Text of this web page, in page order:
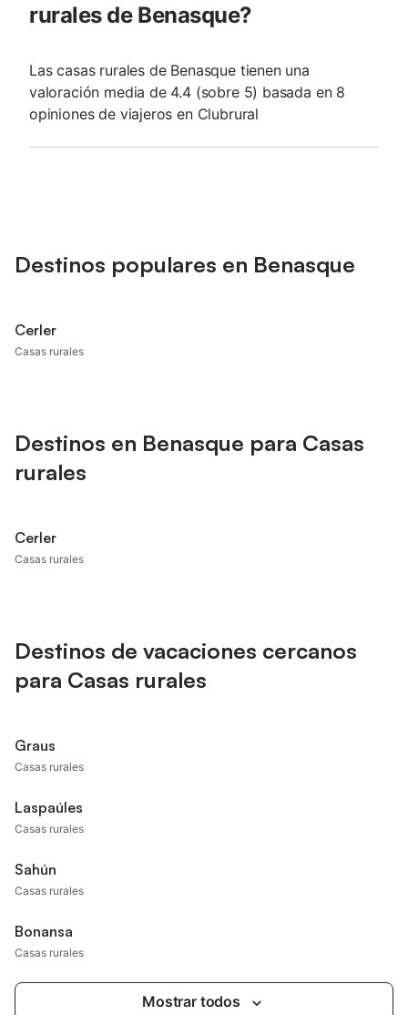
rurales de Benasque?
Las casas rurales de Benasque tienen una
valoración media de 4.4 (sobre 5) basada en 8
opiniones de viajeros en Clubrural
Destinos populares en Benasque
Cerler
Casas rurales
Destinos en Benasque para Casas
rurales
Cerler
Casas rurales
Destinos de vacaciones cercanos
para Casas rurales
Graus
Casas rurales
Laspaúles
Casas rurales
Sahún
Casas rurales
Bonansa
Casas rurales
Mostrar todos